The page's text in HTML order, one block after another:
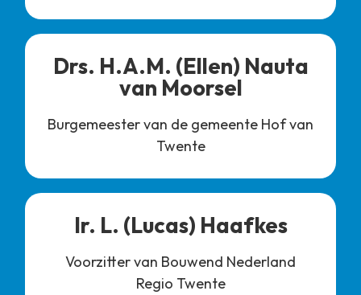
Drs. H.A.M. (Ellen) Nauta
van Moorsel
Burgemeester van de gemeente Hof van
Twente
Ir. L. (Lucas) Haafkes
Voorzitter van Bouwend Nederland
Regio Twente